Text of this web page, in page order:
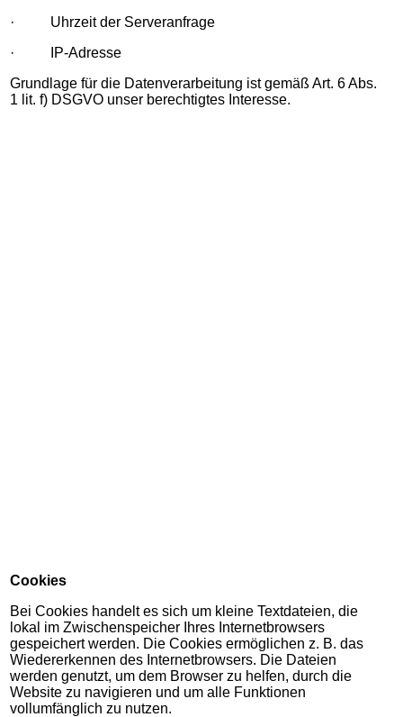
· Uhrzeit der Serveranfrage
· IP-Adresse
Grundlage für die Datenverarbeitung ist gemäß Art. 6 Abs.
1 lit. f) DSGVO unser berechtigtes Interesse.
Cookies
Bei Cookies handelt es sich um kleine Textdateien, die
lokal im Zwischenspeicher Ihres Internetbrowsers
gespeichert werden. Die Cookies ermöglichen z. B. das
Wiedererkennen des Internetbrowsers. Die Dateien
werden genutzt, um dem Browser zu helfen, durch die
Website zu navigieren und um alle Funktionen
vollumfänglich zu nutzen.